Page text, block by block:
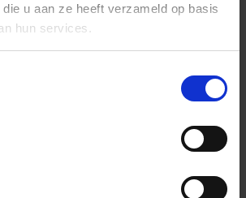
u aan ze heeft verzameld op basis
hun services.